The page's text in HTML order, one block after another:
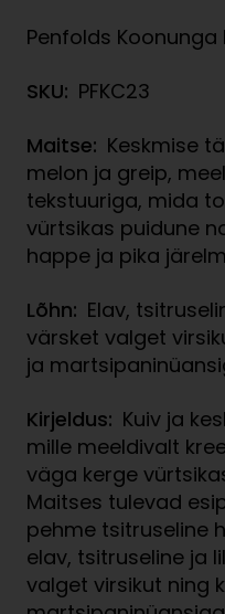
Penfolds
SKU: PFKC23
Maitse: Keskmise
melon ja greip,
tekstuuriga, mida
vürtsikas puidune
happe ja pika
Lõhn: Elav,
värsket valget
ja
Kirjeldus: Kuiv ja
mille meeldivalt
väga kerge
Maitses tulevad
pehme tsitruseline
elav, tsitruseline ja
valget virsikut ning